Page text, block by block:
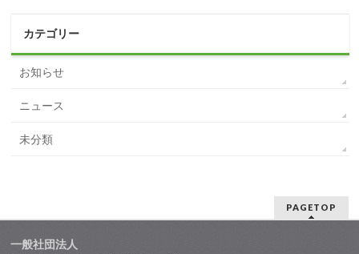
カテゴリー
お知らせ
ニュース
未分類
PAGETOP
一般社団法人